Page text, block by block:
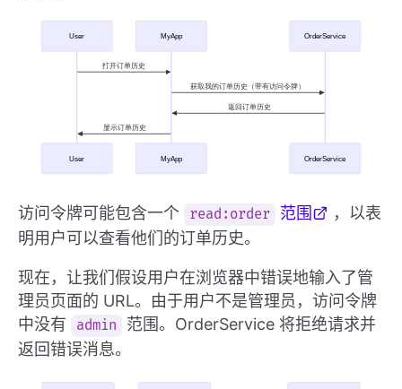
访问令牌可能包含一个 read:order 范围
，以表
明用户可以查看他们的订单历史。
现在，让我们假设用户在浏览器中错误地输入了管
理员页面的 URL。由于用户不是管理员，访问令牌
中没有
admin
范围。OrderService 将拒绝请求并
返回错误消息。